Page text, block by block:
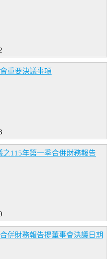
重要決議事項
115年第一季合併財務報告
併財務報告提董事會決議日期